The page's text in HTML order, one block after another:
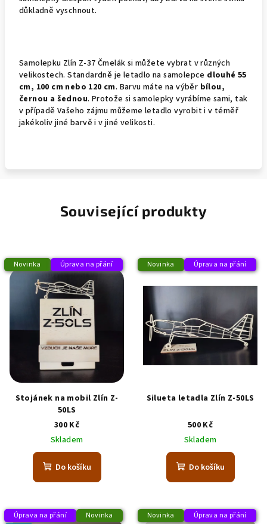
důkladně vyschnout.
Samolepku Zlín Z-37 Čmelák si můžete vybrat v různých
velikostech. Standardně je letadlo na samolepce dlouhé 55
cm, 100 cm nebo 120 cm. Barvu máte na výběr bílou,
černou a šednou. Protože si samolepky vyrábíme sami, tak
v případě Vašeho zájmu můžeme letadlo vyrobit i v téměř
jakékoliv jiné barvě i v jiné velikosti.
Související produkty
Novinka Úprava na přání
Stojánek na mobil Zlín Z-
50LS
300 Kč
Skladem
Do košíku
Novinka Úprava na přání
Silueta letadla Zlín Z-50LS
500 Kč
Skladem
Do košíku
Úprava na přání
Novinka
Novinka Úprava na přání